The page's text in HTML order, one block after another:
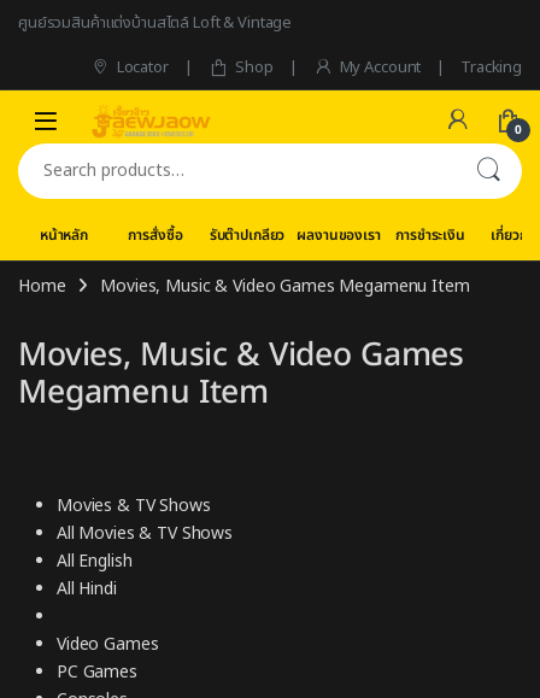
Skip to navigation
Skip to content
ศูนย์รวมสินค้าแต่งบ้านสไตล์ Loft & Vintage
Locator
Shop My Account Tracking
0
Search for:
หน้าหลัก การสั่งซื้อ รับต๊าปเกลียว ผลงานของเรา การชำระเงิน เกี่ยวกับ
Home Movies, Music & Video Games Megamenu Item
Movies, Music & Video Games
Megamenu Item
Movies & TV Shows
All Movies & TV Shows
All English
All Hindi
Video Games
PC Games